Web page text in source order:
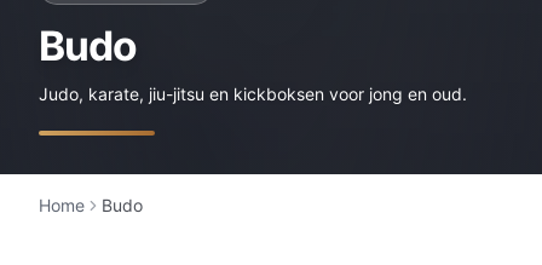
Budo
Judo, karate, jiu-jitsu en kickboksen voor jong en oud.
Home Budo